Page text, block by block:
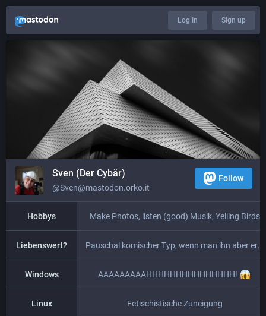
Log in Sign up
Sven (Der Cybär)
@Sven@mastodon.orko.it
Follow
Hobbys Make Photos, listen (good) Musik, Yelling Birds
Liebenswert? Pauschal komischer Typ, wenn man ihn aber erstmal kennt…
Windows AAAAAAAAAHHHHHHHHHHHHHHH!
Linux Fetischistische Zuneigung